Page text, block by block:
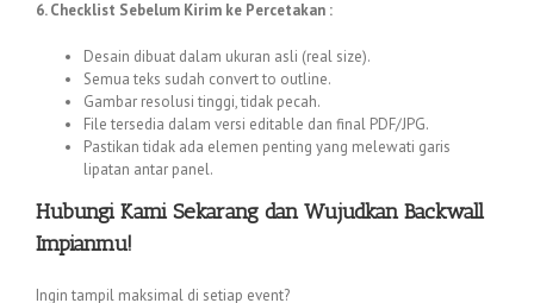
6. Checklist Sebelum Kirim ke Percetakan :
Desain dibuat dalam ukuran asli (real size).
Semua teks sudah convert to outline.
Gambar resolusi tinggi, tidak pecah.
File tersedia dalam versi editable dan final PDF/JPG.
Pastikan tidak ada elemen penting yang melewati garis
lipatan antar panel.
Hubungi Kami Sekarang dan Wujudkan Backwall
Impianmu!
Ingin tampil maksimal di setiap event?